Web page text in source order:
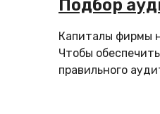
Подбор
Капиталы фирмы
Чтобы
правильного